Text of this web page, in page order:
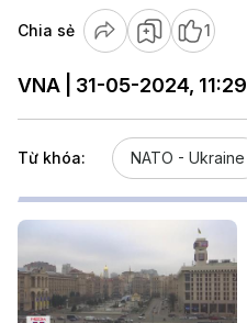
Chia sẻ 1
VNA | 31-05-2024, 11:29
Từ khóa: NATO - Ukraine